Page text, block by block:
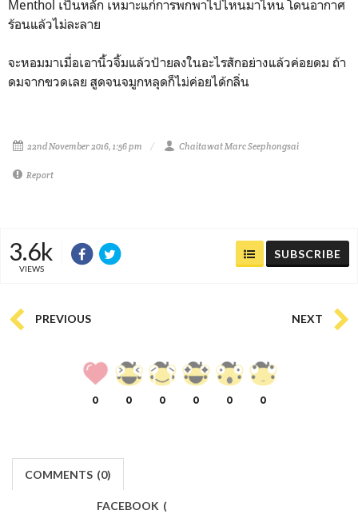
Menthol เป็นหลัก เหมาะแก่การพกพาไปไหนมาไหน โดนอากาศ
ร้อนแล้วไม่ละลาย
จะหอมมาเมื่อเอานิ้วจิ้มแล้วป้ายลงในอะไรสักอย่างแล้วค่อยดม ถ้า
ดมจากขวดเลย สูดจนจมูกหลุดก็ไม่ค่อยได้กลิ่น
22nd November 2016, 1:56 pm Chaitawat Marc Seephongsai
Report
3.6k
VIEWS
SUBSCRIBE
PREVIOUS NEXT
0 0 0 0 0 0
COMMENTS (0)
FACEBOOK (